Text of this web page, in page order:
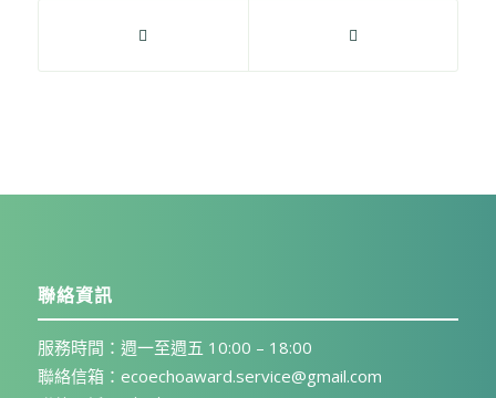
聯絡資訊
服務時間：週一至週五 10:00 – 18:00
聯絡信箱：ecoechoaward.service@gmail.com